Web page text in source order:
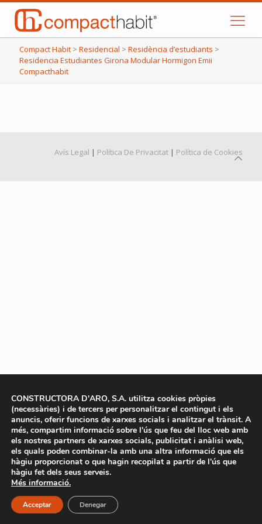
Compact Habit > Residencial > Residència d’estudiants >
Residencia Estudiantes Girona Modular Hormigon Emii
Compacthabit
Avís Legal | Política De Privacitat | Política de Cookies
CONSTRUCTORA D'ARO, S.A. utilitza cookies pròpies
(necessàries) i de tercers per personalitzar el contingut i els
anuncis, oferir funcions de xarxes socials i analitzar el trànsit. A
més, compartim informació sobre l'ús que feu del lloc web amb
els nostres partners de xarxes socials, publicitat i anàlisi web,
els quals poden combinar-la amb una altra informació que els
hàgiu proporcionat o que hagin recopilat a partir de l'ús que
hàgiu fet dels seus serveis.
Més informació.
Acceptar Denegar